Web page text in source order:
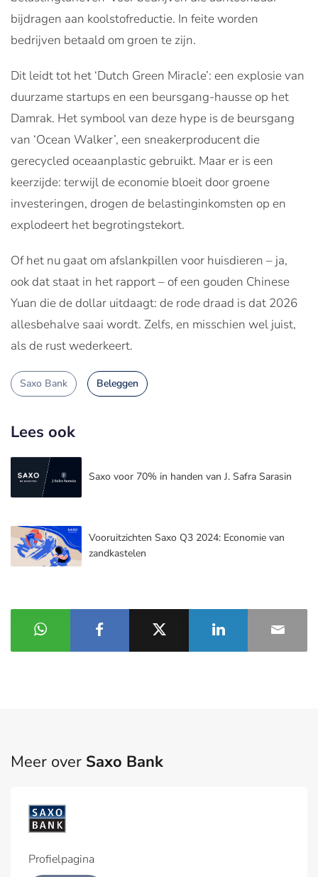
bijdragen aan koolstofreductie. In feite worden
bedrijven betaald om groen te zijn.
Dit leidt tot het ‘Dutch Green Miracle’: een explosie van
duurzame startups en een beursgang-hausse op het
Damrak. Het symbool van deze hype is de beursgang
van ‘Ocean Walker’, een sneakerproducent die
gerecycled oceaanplastic gebruikt. Maar er is een
keerzijde: terwijl de economie bloeit door groene
investeringen, drogen de belastinginkomsten op en
explodeert het begrotingstekort.
Of het nu gaat om afslankpillen voor huisdieren – ja,
ook dat staat in het rapport – of een gouden Chinese
Yuan die de dollar uitdaagt: de rode draad is dat 2026
allesbehalve saai wordt. Zelfs, en misschien wel juist,
als de rust wederkeert.
Saxo Bank Beleggen
Lees ook
Saxo voor 70% in handen van J. Safra Sarasin
Vooruitzichten Saxo Q3 2024: Economie van
zandkastelen
Meer over Saxo Bank
Profielpagina